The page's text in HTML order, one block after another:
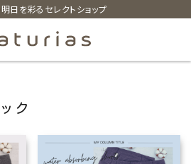
日を彩るセレクトショップ
ク